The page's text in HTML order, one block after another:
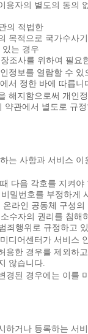
자의 별도의 동의
의 적법한
목적으로 국가수사
는 경우
조사를 위하여 필
정보를 열람할 수 있
서 정한 바에 따릅니
해지함으로써 개인
약관에서 별도로 규
는 사항과 서비스 이
다음 각호를 지켜야
밀번호를 부정하게
라인 공동체 구성
수자의 권리를 침해
죄행위로 규정하고
디어센터가 서비스
한 경우를 제외하
않습니다.
된 경우에는 이를
거나 등록하는 서